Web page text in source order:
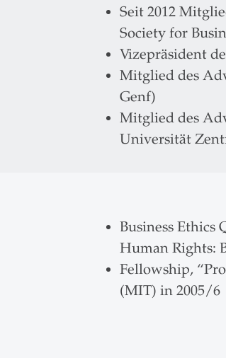
Seit 2012
Society for
Vizepräsident
Mitglied des
Genf)
Mitglied des
Universität
Business Ethics
Human Rights:
Fellowship,
(MIT) in 2005/6